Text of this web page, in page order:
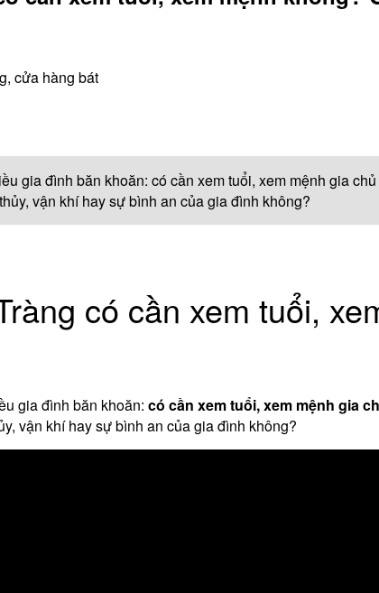
cửa hàng bát
gia đình băn khoăn: có cần xem tuổi, xem mệnh gia
vận khí hay sự bình an của gia đình không?
có cần xem tuổi,
gia đình băn khoăn: có cần xem tuổi, xem mệnh gia
vận khí hay sự bình an của gia đình không?